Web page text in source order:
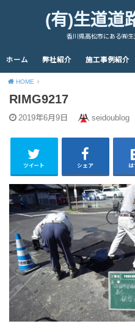
(有)生道道
香川県高松市にある㈲
ホーム 弊社紹介 施工事例紹介
HOME
RIMG9217
2019年6月9日 seidoublog
ツイート シェア は